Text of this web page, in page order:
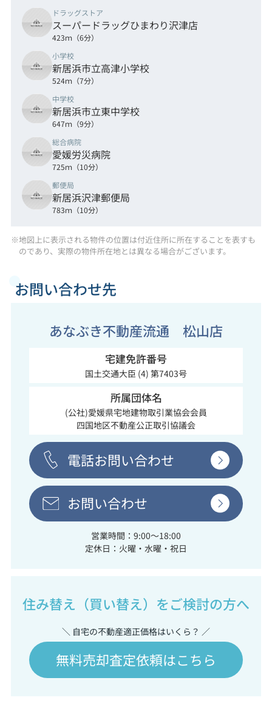
ドラッグストア
スーパードラッグひまわり沢津店
423ｍ（6分）
小学校
新居浜市立高津小学校
524ｍ（7分）
中学校
新居浜市立東中学校
647ｍ（9分）
総合病院
愛媛労災病院
725ｍ（10分）
郵便局
新居浜沢津郵便局
783ｍ（10分）
※地図上に表示される物件の位置は付近住所に所在することを表すも
のであり、実際の物件所在地とは異なる場合がございます。
お問い合わせ先
あなぶき不動産流通 松山店
宅建免許番号
国土交通大臣 (4) 第7403号
所属団体名
(公社)愛媛県宅地建物取引業協会会員
四国地区不動産公正取引協議会
電話お問い合わせ
お問い合わせ
営業時間：9:00～18:00
定休日：火曜・水曜・祝日
住み替え（買い替え）をご検討の方へ
＼ 自宅の不動産適正価格はいくら？ ／
無料売却査定依頼はこちら